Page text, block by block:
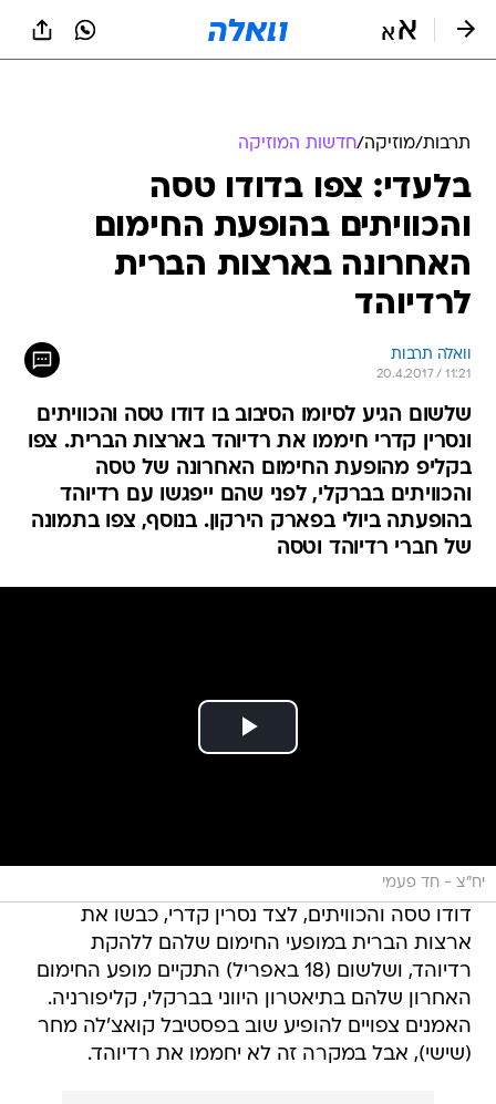
תרבות/מוזיקה/חדשות המוזיקה
בלעדי: צפו בדודו טסה
והכוויתים בהופעת החימום
האחרונה בארצות הברית
לרדיוהד
וואלה תרבות
20.4.2017 / 11:21
שלשום הגיע לסיומו הסיבוב בו דודו טסה והכוויתים
ונסרין קדרי חיממו את רדיוהד בארצות הברית. צפו
בקליפ מהופעת החימום האחרונה של טסה
והכוויתים בברקלי, לפני שהם ייפגשו עם רדיוהד
בהופעתה ביולי בפארק הירקון. בנוסף, צפו בתמונה
של חברי רדיוהד וטסה
יח"צ - חד פעמי
דודו טסה והכוויתים, לצד נסרין קדרי, כבשו את
ארצות הברית במופעי החימום שלהם ללהקת
רדיוהד, ושלשום (18 באפריל) התקיים מופע החימום
האחרון שלהם בתיאטרון היווני בברקלי, קליפורניה.
האמנים צפויים להופיע שוב בפסטיבל קואצ'לה מחר
(שישי), אבל במקרה זה לא יחממו את רדיוהד.